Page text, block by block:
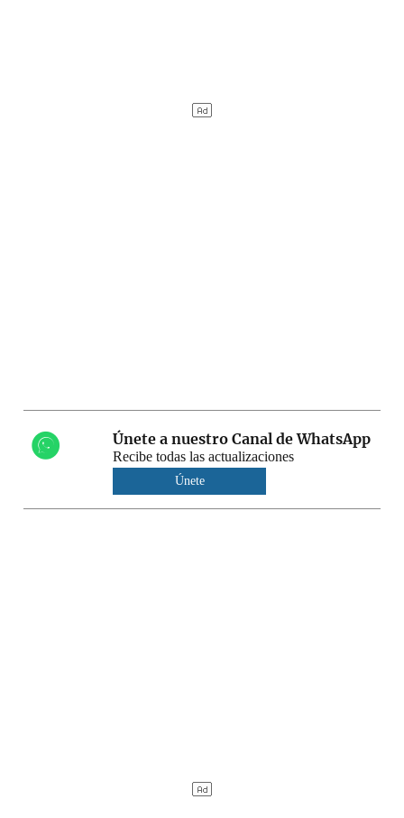
Únete a nuestro Canal de WhatsApp
Recibe todas las actualizaciones
Únete